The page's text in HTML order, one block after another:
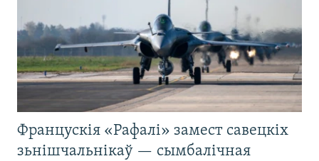
Францускія «Рафалі» замест савецкіх
зьнішчальнікаў — сымбалічная